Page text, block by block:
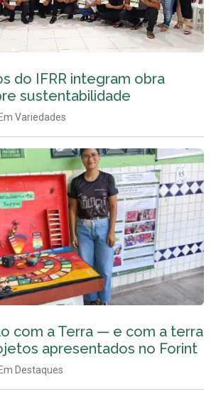
do IFRR integram obra
sustentabilidade
Variedades
com a Terra — e com a terra
apresentados no Forint
Destaques